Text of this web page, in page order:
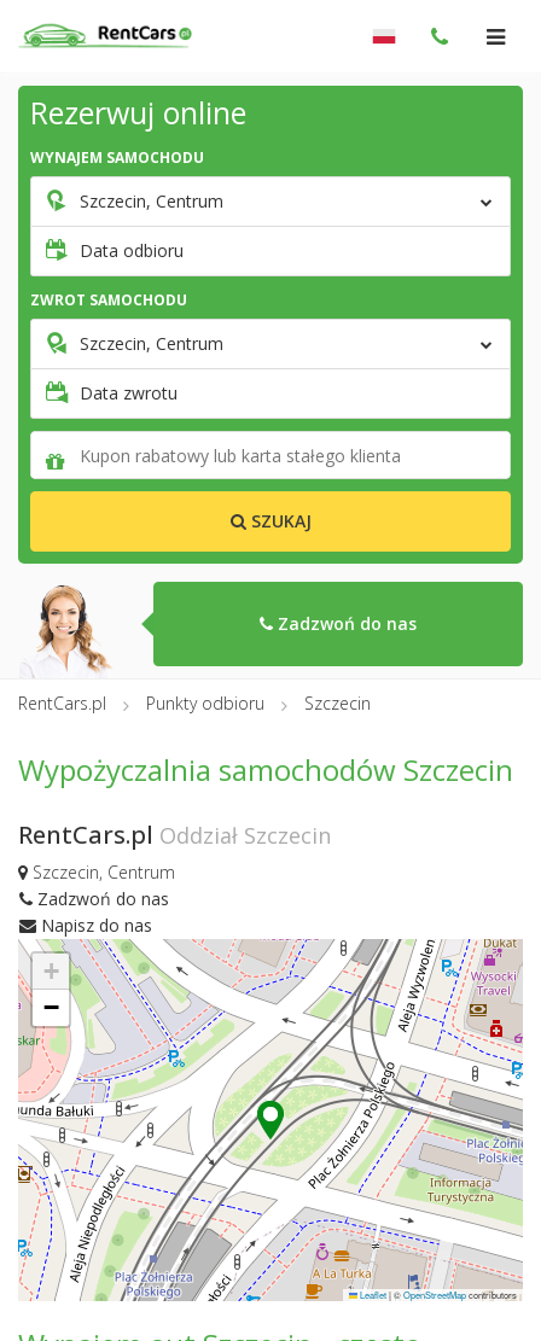
Rezerwuj online
WYNAJEM SAMOCHODU
Szczecin, Centrum
Data odbioru
ZWROT SAMOCHODU
Szczecin, Centrum
Data zwrotu
SZUKAJ
Zadzwoń do nas
RentCars.pl Punkty odbioru Szczecin
Wypożyczalnia samochodów Szczecin
RentCars.pl Oddział Szczecin
Szczecin, Centrum
Zadzwoń do nas
Napisz do nas
+
−
Leaflet|©OpenStreetMapcontributors